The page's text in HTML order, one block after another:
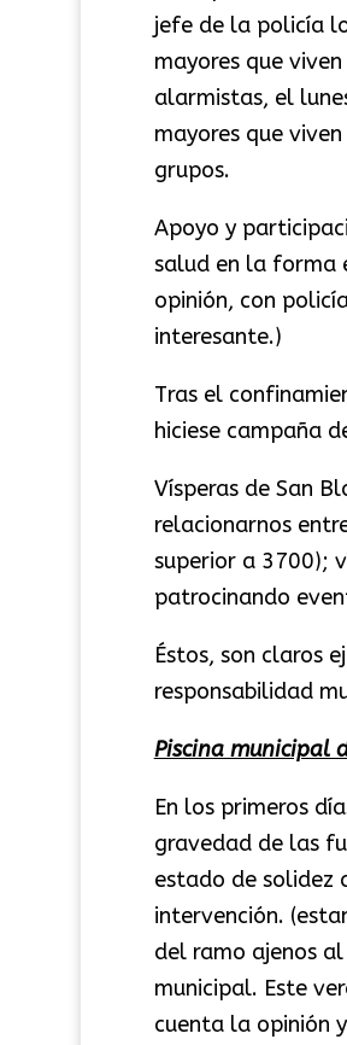
jefe de la policía
mayores que
alarmistas, el
mayores que
grupos.
Apoyo y
salud en la forma
opinión, con
interesante.)
Tras el
hiciese campaña
Vísperas de San
relacionarnos
superior a 3700);
patrocinando
Éstos, son claros
responsabilidad
Piscina municipal
En los primeros
gravedad de las
estado de solidez
intervención.
del ramo ajenos
municipal. Este
cuenta la opinión